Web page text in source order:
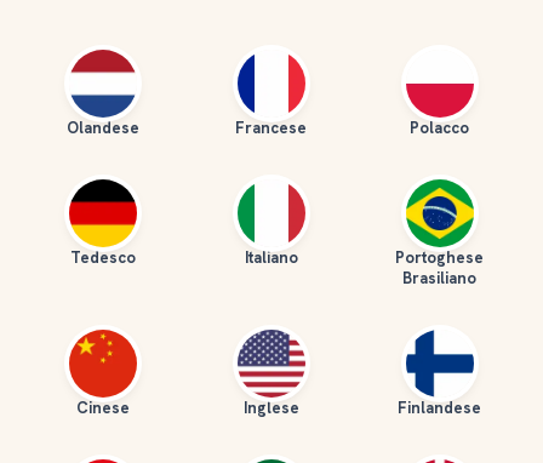
Olandese Francese Polacco
Tedesco Italiano
Portoghese
Brasiliano
Cinese Inglese Finlandese